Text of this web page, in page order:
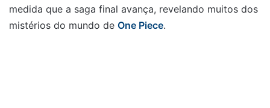
medida que a saga final avança, revelando muitos dos
mistérios do mundo de One Piece.